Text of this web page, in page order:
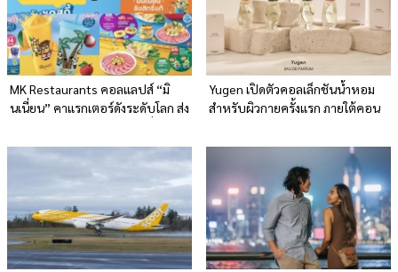
MK Restaurants คอลแลปส์ “มิ
นเนี่ยน” คาแรกเตอร์ดังระดับโลก ส่ง
Yugen เปิดตัวคอลเล็กชันน้ำหอม
สำหรับผิวกายครั้งแรก ภายใต้คอน
เมือง